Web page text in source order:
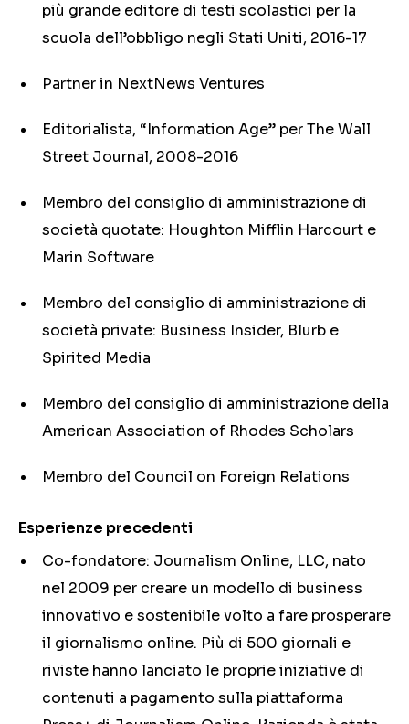
più grande editore di testi scolastici per la
scuola dell’obbligo negli Stati Uniti, 2016-17
Partner in NextNews Ventures
Editorialista, “Information Age” per The Wall
Street Journal, 2008-2016
Membro del consiglio di amministrazione di
società quotate: Houghton Mifflin Harcourt e
Marin Software
Membro del consiglio di amministrazione di
società private: Business Insider, Blurb e
Spirited Media
Membro del consiglio di amministrazione della
American Association of Rhodes Scholars
Membro del Council on Foreign Relations
Esperienze precedenti
Co-fondatore: Journalism Online, LLC, nato
nel 2009 per creare un modello di business
innovativo e sostenibile volto a fare prosperare
il giornalismo online. Più di 500 giornali e
riviste hanno lanciato le proprie iniziative di
contenuti a pagamento sulla piattaforma